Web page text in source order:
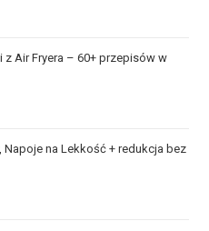
z Air Fryera – 60+ przepisów w
Napoje na Lekkość + redukcja bez